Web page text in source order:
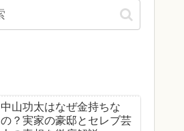
中山功太はなぜ金持ちな
の？実家の豪邸とセレブ芸